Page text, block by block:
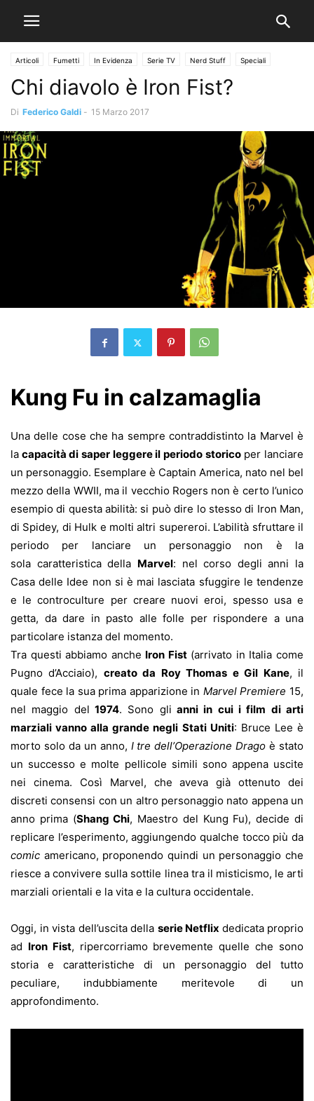
Articoli Fumetti In Evidenza Serie TV Nerd Stuff Speciali
Chi diavolo è Iron Fist?
Di Federico Galdi - 15 Marzo 2017
Kung Fu in calzamaglia
Una delle cose che ha sempre contraddistinto la Marvel è
la capacità di saper leggere il periodo storicoper lanciare
un personaggio. Esemplare è Captain America, nato nel bel
mezzo della WWII, ma il vecchio Rogers non è certo l’unico
esempio di questa abilità: si può dire lo stesso di Iron Man,
di Spidey, di Hulk e molti altri supereroi. L’abilità sfruttare il
periodo per lanciare un personaggio non è la
sola caratteristica della Marvel: nel corso degli anni la
Casa delle Idee non si è mai lasciata sfuggire le tendenze
e le controculture per creare nuovi eroi, spesso usa e
getta, da dare in pasto alle folle per rispondere a una
particolare istanza del momento.
Tra questi abbiamo anche Iron Fist(arrivato in Italia come
Pugno d’Acciaio), creato da Roy Thomas e Gil Kane, il
quale fece la sua prima apparizione in Marvel Premiere 15,
nel maggio del 1974. Sono gli anni in cui i film di arti
marziali vanno alla grande negli Stati Uniti: Bruce Lee è
morto solo da un anno, I tre dell’Operazione Drago è stato
un successo e molte pellicole simili sono appena uscite
nei cinema. Così Marvel, che aveva già ottenuto dei
discreti consensi con un altro personaggio nato appena un
anno prima (Shang Chi, Maestro del Kung Fu), decide di
replicare l’esperimento, aggiungendo qualche tocco più da
comic americano, proponendo quindi un personaggio che
riesce a convivere sulla sottile linea tra il misticismo, le arti
marziali orientali e la vita e la cultura occidentale.
Oggi, in vista dell’uscita della serie Netflix dedicata proprio
ad Iron Fist, ripercorriamo brevemente quelle che sono
storia e caratteristiche di un personaggio del tutto
peculiare, indubbiamente meritevole di un
approfondimento.